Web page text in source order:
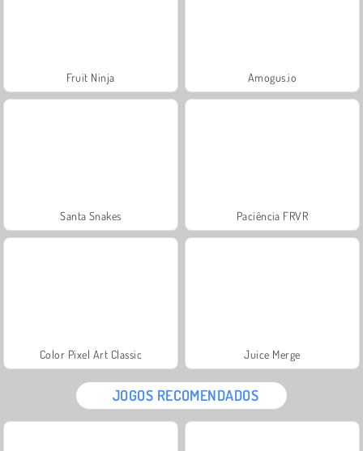
Fruit Ninja Amogus.io
Santa Snakes Paciência FRVR
Color Pixel Art Classic Juice Merge
JOGOS RECOMENDADOS